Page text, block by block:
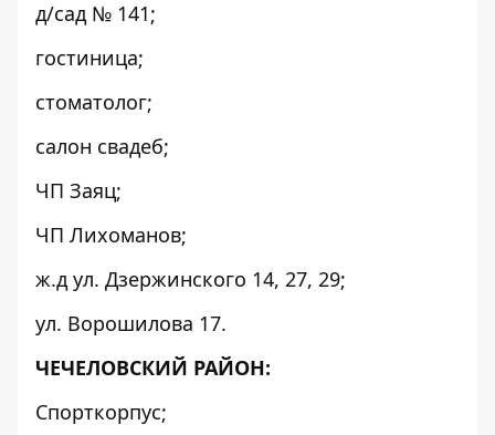
д/сад № 141;
гостиница;
стоматолог;
салон свадеб;
ЧП Заяц;
ЧП Лихоманов;
ж.д ул. Дзержинского 14, 27, 29;
ул. Ворошилова 17.
ЧЕЧЕЛОВСКИЙ РАЙОН:
Спорткорпус;